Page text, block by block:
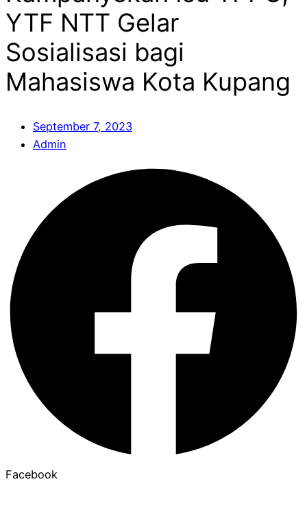
YTF NTT Gelar
Sosialisasi bagi
Mahasiswa Kota Kupang
September 7, 2023
Admin
Facebook